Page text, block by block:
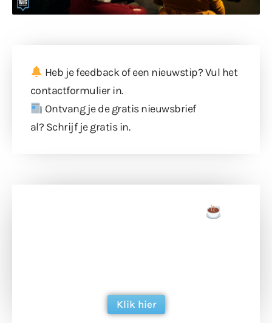
Heb je feedback of een nieuwstip? Vul het
contactformulierin.
Ontvang je de gratis nieuwsbrief
al? Schrijf je gratis in.
Klik hier